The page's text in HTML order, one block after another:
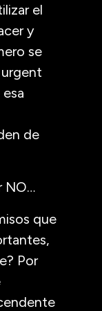
el
y
se
de
NO…
que
Por